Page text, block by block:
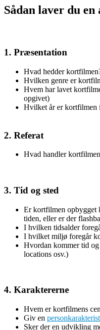
Sådan laver du
1. Præsentation
Hvad hedder
Hvilken genre er
Hvem har lavet
opgivet)
Hvilket år er kortfilmen
2. Referat
Hvad handler
3. Tid og sted
Er kortfilmen opbygget
tiden, eller er der
I hvilken tidsalder
I hvilket miljø foregår
Hvordan kommer tid og
locations osv.)
4. Karaktererne
Hvem er kortfilmens
Giv en
Sker der en udvikling